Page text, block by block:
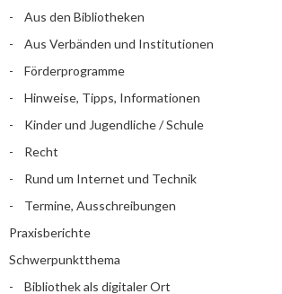
Aus den Bibliotheken
Aus Verbänden und Institutionen
Förderprogramme
Hinweise, Tipps, Informationen
Kinder und Jugendliche / Schule
Recht
Rund um Internet und Technik
Termine, Ausschreibungen
Praxisberichte
Schwerpunktthema
Bibliothek als digitaler Ort